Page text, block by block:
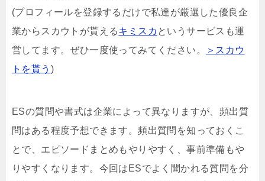
(プロフィールを登録するだけで私達が厳選した優良企
業からスカウトが貰えるキミスカ というサービスも運
営してます。ぜひ一度使ってみてください。
＞スカウ
トを貰う )
ESの質問や書式は企業によって異なりますが、頻出質
問はある程度予想できます。頻出質問を知っておくこ
とで、エピソードまとめもやりやすく、事前準備もや
りやすくなります。今回はESでよく聞かれる質問を分